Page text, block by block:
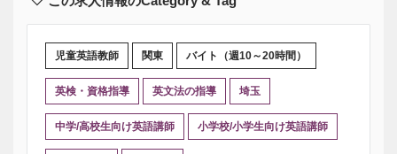
児童英語教師 関東 バイト（週10～20時間）
英検・資格指導 英文法の指導 埼玉
中学/高校生向け英語講師 小学校/小学生向け英語講師